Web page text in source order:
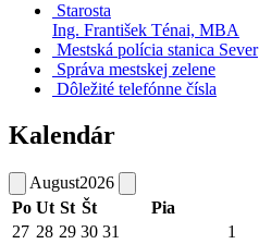
Starosta
Ing. František Ténai, MBA
Mestská polícia stanica Sever
Správa mestskej zelene
Dôležité telefónne čísla
Kalendár
August2026
Po Ut St Št Pia
27 28 29 30 31 1